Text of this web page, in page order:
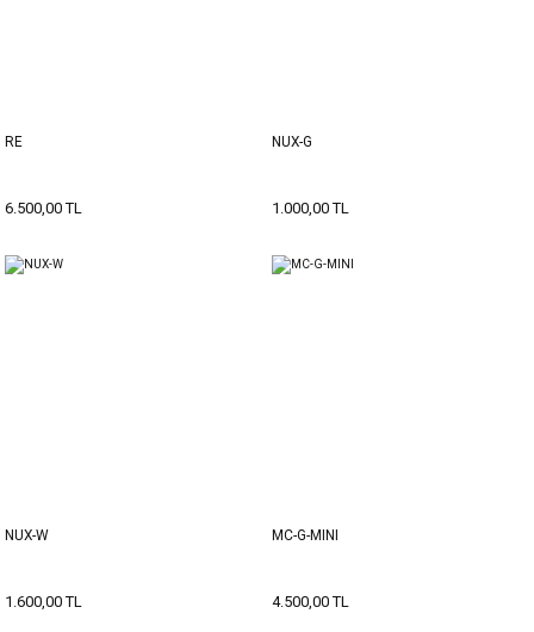
RE
6.500,00 TL
NUX-G
1.000,00 TL
NUX-W
1.600,00 TL
MC-G-MINI
4.500,00 TL